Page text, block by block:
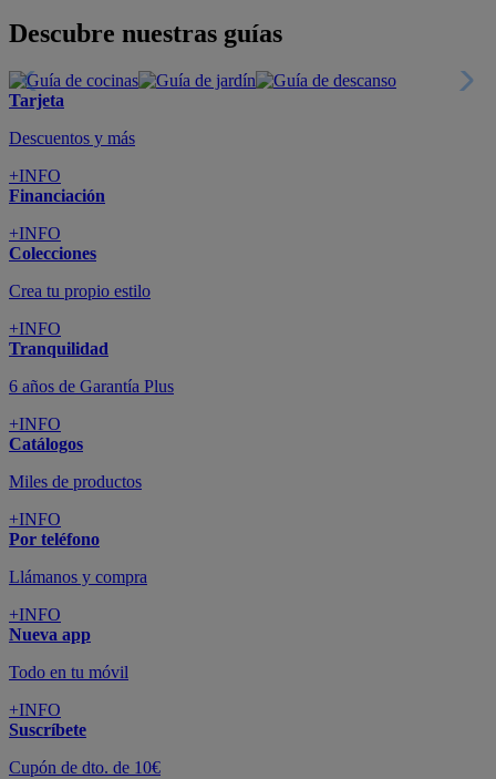
Descubre nuestras guías
Tarjeta
Descuentos y más
+INFO
Financiación
+INFO
Colecciones
Crea tu propio estilo
+INFO
Tranquilidad
6 años de Garantía Plus
+INFO
Catálogos
Miles de productos
+INFO
Por teléfono
Llámanos y compra
+INFO
Nueva app
Todo en tu móvil
+INFO
Suscríbete
Cupón de dto. de 10€